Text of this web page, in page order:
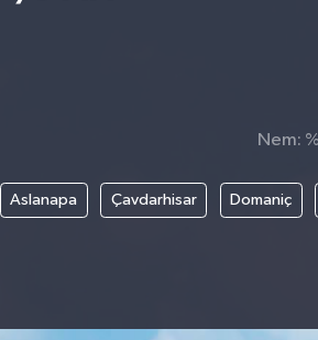
Nem:
Aslanapa Çavdarhisar Domaniç